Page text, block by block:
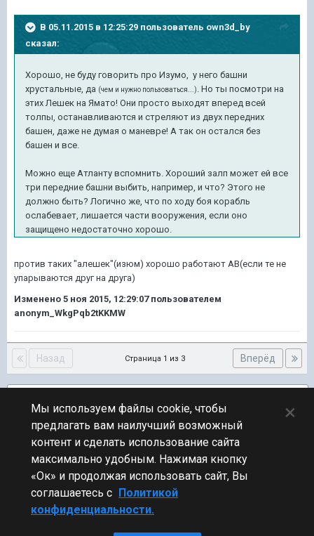
В 05.11.2015 в 12:25:29 пользователь own3d_by
сказал:
Хорошо, не буду говорить про Изумо, у него башни
хрустальные, да (чем и нужно пользоваться...). Но ты посмотри на
этих Лешек на Ямато! Они просто выходят вперед всей
толпы, останавливаются и стреляют из двух передних
башен, даже не думая о маневре! А так он остался без
башен и все.
Можно еще Атланту вспомнить. Хороший залп может ей все
три передние башни выбить, например, и что? Этого не
должно быть? Логично же, что по ходу боя корабль
ослабевает, лишается части вооружения, если оно
защищено недостаточно хорошо.
против таких "алешек"(изюм) хорошо работают АВ(если те не
упарываются друг на друга)
Изменено 5 ноя 2015, 12:29:07пользователем
anonym_WkgPqb2tKKMW
Назад Вперёд
Страница 1 из 3
ПЕРЕЙТИ К СПИСКУ ТЕМ
Обсуждение Мира Кораблей
Стиль
Мы используем файлы cookie, чтобы
предлагать вам наилучший возможный
контент и сделать использование сайта
максимально удобным. Нажимая кнопку
«Ок» и продолжая использовать сайт, Вы
соглашаетесь с Политикой
конфиденциальности.
×